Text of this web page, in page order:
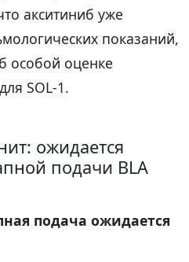
акситиниб уже
показаний,
особой оценке
SOL-1.
ожидается
подачи BLA
подача ожидается